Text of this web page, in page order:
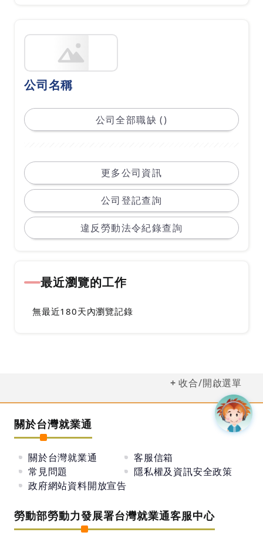
公司名稱
公司全部職缺 ()
更多公司資訊
公司登記查詢
違反勞動法令紀錄查詢
最近瀏覽的工作
無最近180天內瀏覽記錄
收合/開啟選單
關於台灣就業通
關於台灣就業通
客服信箱
常見問題
隱私權及資訊安全政策
政府網站資料開放宣告
勞動部勞動力發展署台灣就業通客服中心